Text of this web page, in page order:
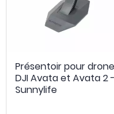
Présentoir pour drone
DJI Avata et Avata 2 -
Sunnylife